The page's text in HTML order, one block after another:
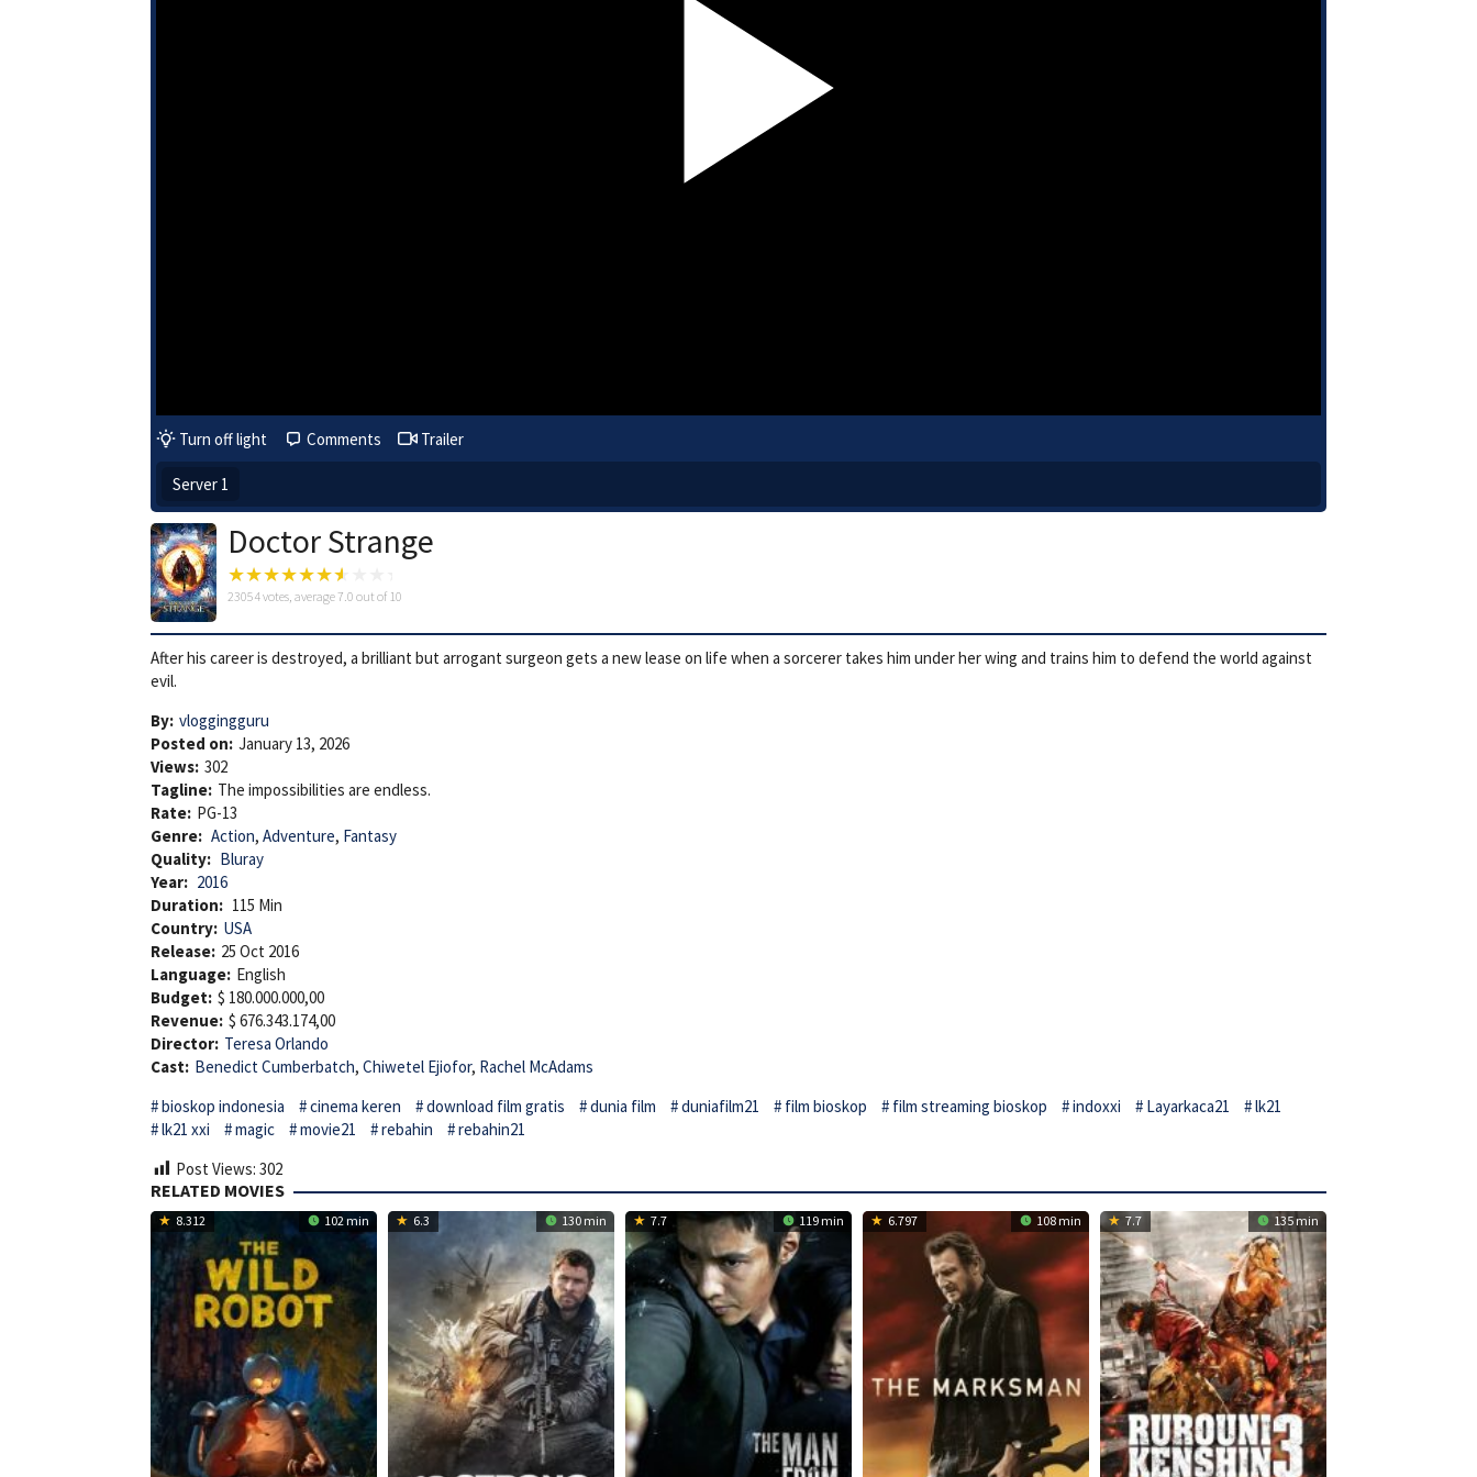
Turn off light Comments Trailer
Server 1
Doctor Strange
23054votes, average7.0 out of 10
After his career is destroyed, a brilliant but arrogant surgeon gets a new lease on life when a sorcerer takes him under her wing and trains him to defend the world against
evil.
By: vloggingguru
Posted on: January 13, 2026
Views: 302
Tagline: The impossibilities are endless.
Rate: PG-13
Genre: Action, Adventure, Fantasy
Quality: Bluray
Year: 2016
Duration: 115 Min
Country: USA
Release: 25 Oct 2016
Language: English
Budget: $ 180.000.000,00
Revenue: $ 676.343.174,00
Director: Teresa Orlando
Cast: Benedict Cumberbatch, Chiwetel Ejiofor, Rachel McAdams
bioskop indonesia
cinema keren download film gratis dunia film duniafilm21 film bioskop film streaming bioskop indoxxi Layarkaca21
lk21
lk21 xxi
magic movie21 rebahin
rebahin21
Post Views: 302
RELATED MOVIES
8.312 102 min 6.3 130 min 7.7 119 min 6.797 108 min 7.7 135 min